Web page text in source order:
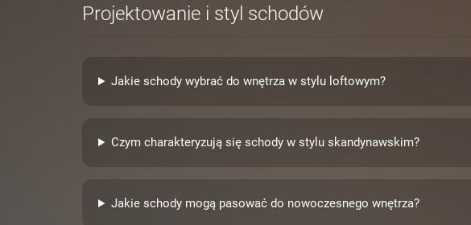
Projektowanie i styl schodów
Jakie schody wybrać do wnętrza w stylu loftowym?
Czym charakteryzują się schody w stylu skandynawskim?
Jakie schody mogą pasować do nowoczesnego wnętrza?